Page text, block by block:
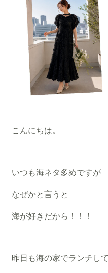
こんにちは。
いつも海ネタ多めですが
なぜかと言うと
海が好きだから！！！
昨日も海の家でランチして